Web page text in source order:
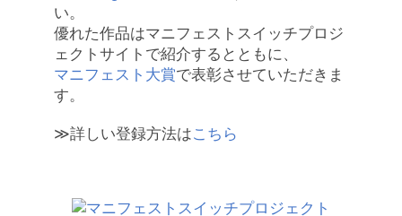
い。
優れた作品はマニフェストスイッチプロジ
ェクトサイトで紹介するとともに、
マニフェスト大賞で表彰させていただきま
す。
≫詳しい登録方法はこちら